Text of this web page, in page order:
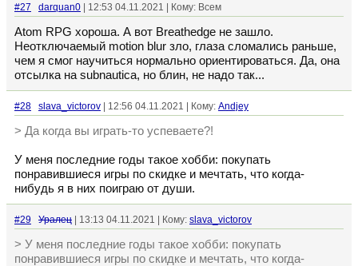
#27 darquan0 | 12:53 04.11.2021 | Кому: Всем
Atom RPG хороша. А вот Breathedge не зашло.
Неотключаемый motion blur зло, глаза сломались раньше,
чем я смог научиться нормально ориентироваться. Да, она
отсылка на subnautica, но блин, не надо так...
#28 slava_victorov | 12:56 04.11.2021 | Кому: Andjey
> Да когда вы играть-то успеваете?!
У меня последние годы такое хобби: покупать
понравившиеся игры по скидке и мечтать, что когда-
нибудь я в них поиграю от души.
#29 Уралец | 13:13 04.11.2021 | Кому: slava_victorov
> У меня последние годы такое хобби: покупать
понравившиеся игры по скидке и мечтать, что когда-